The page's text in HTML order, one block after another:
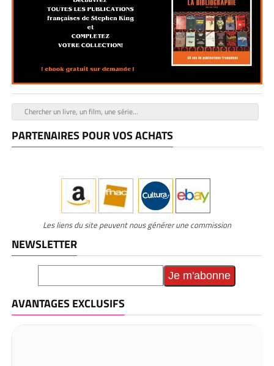
PARTENAIRES POUR VOS ACHATS
Les liens du site peuvent nous générer une commission
NEWSLETTER
AVANTAGES EXCLUSIFS